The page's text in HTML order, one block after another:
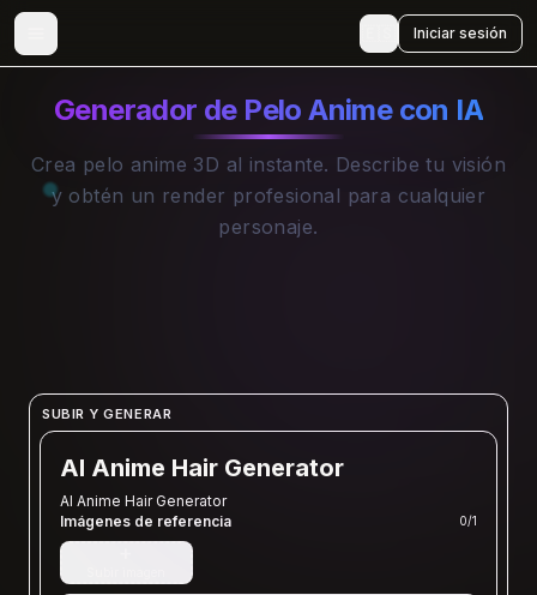
Iniciar sesión
Generador de Pelo Anime con IA
Crea pelo anime 3D al instante. Describe tu visión
y obtén un render profesional para cualquier
personaje.
SUBIR Y GENERAR
AI Anime Hair Generator
AI Anime Hair Generator
Imágenes de referencia
0/1